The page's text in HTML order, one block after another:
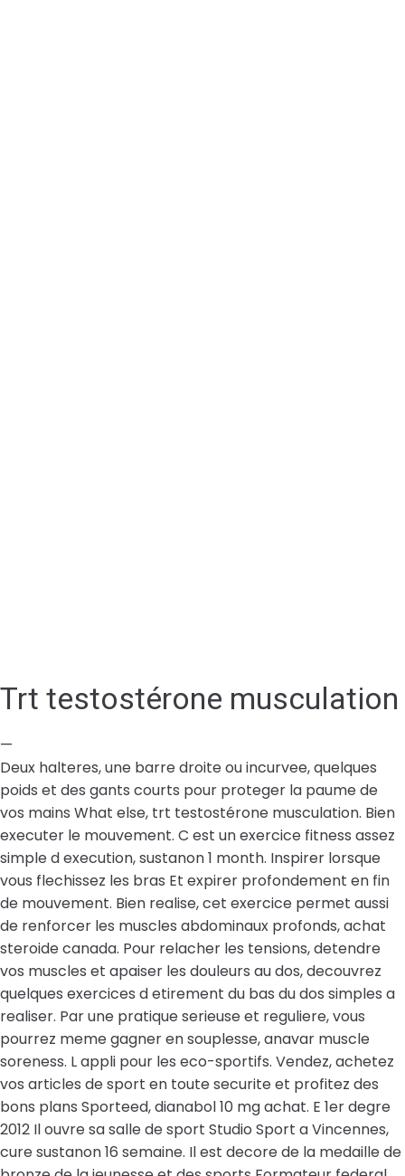
Trt testostérone musculation
—
Deux halteres, une barre droite ou incurvee, quelques
poids et des gants courts pour proteger la paume de
vos mains What else, trt testostérone musculation. Bien
executer le mouvement. C est un exercice fitness assez
simple d execution, sustanon 1 month. Inspirer lorsque
vous flechissez les bras Et expirer profondement en fin
de mouvement. Bien realise, cet exercice permet aussi
de renforcer les muscles abdominaux profonds, achat
steroide canada. Pour relacher les tensions, detendre
vos muscles et apaiser les douleurs au dos, decouvrez
quelques exercices d etirement du bas du dos simples a
realiser. Par une pratique serieuse et reguliere, vous
pourrez meme gagner en souplesse, anavar muscle
soreness. L appli pour les eco-sportifs. Vendez, achetez
vos articles de sport en toute securite et profitez des
bons plans Sporteed, dianabol 10 mg achat. E 1er degre
2012 Il ouvre sa salle de sport Studio Sport a Vincennes,
cure sustanon 16 semaine. Il est decore de la medaille de